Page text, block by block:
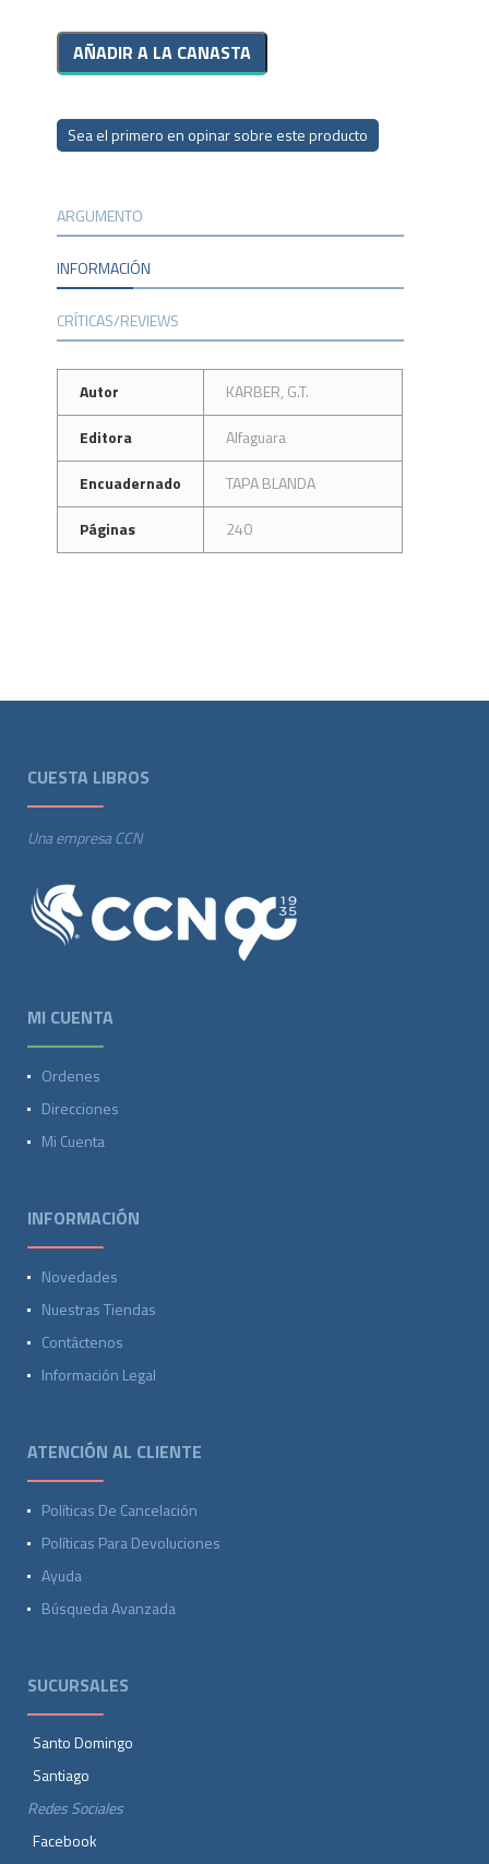
Sea el primero en opinar sobre este producto
ARGUMENTO
INFORMACIÓN
CRÍTICAS/REVIEWS
Autor
KARBER, G.T.
Editora
Alfaguara
Encuadernado
TAPA BLANDA
Páginas
240
CUESTA LIBROS
Una empresa CCN
MI CUENTA
Ordenes
Direcciones
Mi Cuenta
INFORMACIÓN
Novedades
Nuestras Tiendas
Contáctenos
Información Legal
ATENCIÓN AL CLIENTE
Políticas De Cancelación
Políticas Para Devoluciones
Ayuda
Búsqueda Avanzada
SUCURSALES
Santo Domingo
Santiago
Redes Sociales
Facebook